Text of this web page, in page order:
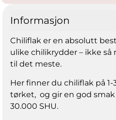
Informasjon
Chiliflak er en absolutt
ulike chilikrydder – ikke så
til det meste.
Her finner du chiliflak på
tørket, og gir en god smak
30.000 SHU.